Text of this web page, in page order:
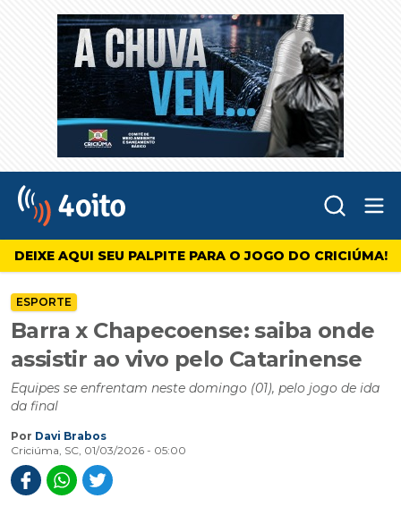
4oito
DEIXE AQUI SEU PALPITE PARA O JOGO DO CRICIÚMA!
ESPORTE
Barra x Chapecoense: saiba onde
assistir ao vivo pelo Catarinense
Equipes se enfrentam neste domingo (01), pelo jogo de ida
da final
Por Davi Brabos
Criciúma, SC, 01/03/2026 - 05:00